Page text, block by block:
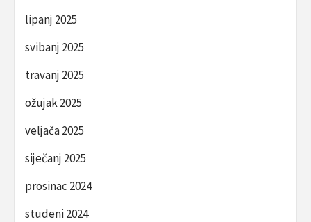
lipanj 2025
svibanj 2025
travanj 2025
ožujak 2025
veljača 2025
siječanj 2025
prosinac 2024
studeni 2024